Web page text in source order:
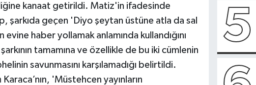
kanaat getirildi. Matiz'in ifadesinde
şarkıda geçen 'Diyo şeytan üstüne atla da sal
haber yollamak anlamında kullandığını
tamamına ve özellikle de bu iki cümlenin
savunmasını karşılamadığı belirtildi.
'Müstehcen yayınların
5